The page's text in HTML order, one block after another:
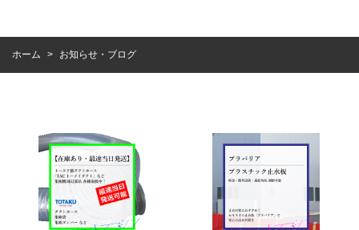
ホーム > お知らせ・ブログ